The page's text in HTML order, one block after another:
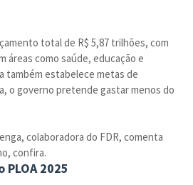
total de R$ 5,87 trilhões, com
áreas como saúde, educação e
também estabelece metas de
o governo pretende gastar menos do
colaboradora do FDR, comenta
confira.
2025